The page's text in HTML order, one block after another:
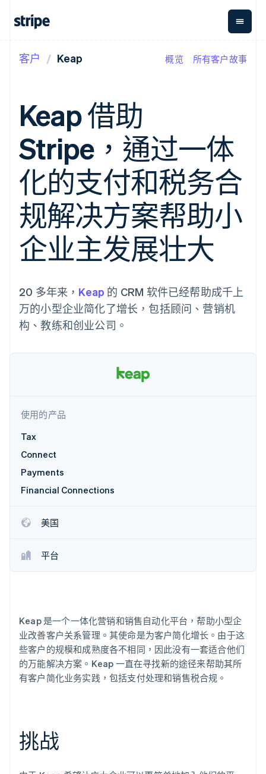
支付
在线支付
Managed
Payments
方案
Payment links
无代码支付
Checkout
预构建支付界
面
Elements
灵活的 UI 组件
Payment
methods
Authorization
Boost
支付成功率优
化
Link
经常性收入
Metronome
按用量计费
Subscriptions
订阅管理
Invoicing
一次性或定期
账单
Tax
销售税和增值
税自动化
Revenue
Recognition
会计自动化
Data Pipeline
数据同步
资金管
向第三
方打款
Crypto
钱包、
稳定币
发行和
发卡基
础设施
平台
了解未来规划
Radar
初创企业注册
Climate
Stripe Sessions 2026
按应用场景
智能体商务
加密货币
电子商务
嵌入式金融
财务自动化
全球化企业
应用内支付
交易市场
资金管理
平台
按行业
酒店、旅游与休闲
生态系统
库与 SDK
Stripe Apps
接受线上付款
实施预置结账流程
构建平台或交易市场
管理订阅
提供按用量计费
发行稳定币支持的支付卡
通过智能体配置和管理服
务
资源
API 状态
指南
支持
获取支持
托管支持方案
专业服务
公司
招聘
资讯中心
Stripe Press
客户 Keap 概览 所有客户故事
Keap 借助
Stripe，通过一体
化的支付和税务合
规解决方案帮助小
企业主发展壮大
20 多年来， Keap 的 CRM 软件已经帮助成千上
万的小型企业简化了增长，包括顾问、营销机
构、教练和创业公司。
使用的产品
Tax
Connect
Payments
Financial Connections
美国
平台
Keap 是一个一体化营销和销售自动化平台，帮助小型企
业改善客户关系管理。其使命是为客户简化增长。由于这
些客户的规模和成熟度各不相同，因此没有一套适合他们
的万能解决方案。Keap 一直在寻找新的途径来帮助其所
有客户简化业务实践，包括支付处理和销售税合规。
挑战